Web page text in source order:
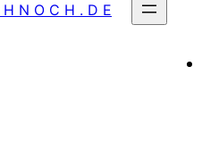
N O C H . D E